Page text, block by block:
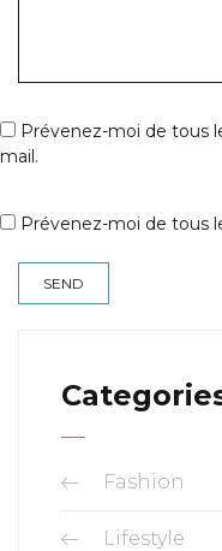
Prévenez-moi de tous
mail.
Prévenez-moi de tous
Fashion
Lifestyle